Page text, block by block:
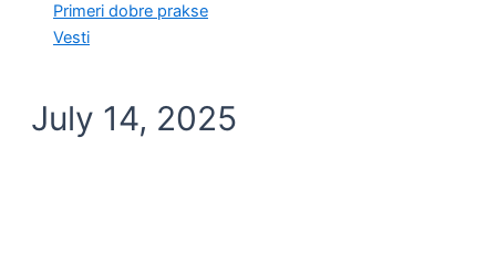
Primeri dobre prakse
Vesti
July 14, 2025